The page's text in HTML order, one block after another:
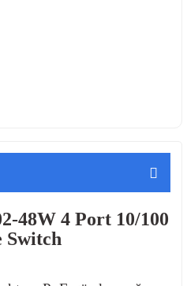
48W 4 Port 10/100
Switch